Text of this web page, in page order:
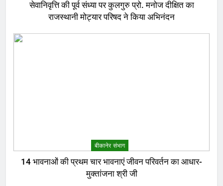
सेवानिवृत्ति की पूर्व संध्या पर कुलगुरु प्रो. मनोज दीक्षित का
राजस्थानी मोट्यार परिषद ने किया अभिनंदन
बीकानेर संभाग
14 भावनाओं की प्रथम चार भावनाएं जीवन परिवर्तन का आधार-
मुक्तांजना श्री जी